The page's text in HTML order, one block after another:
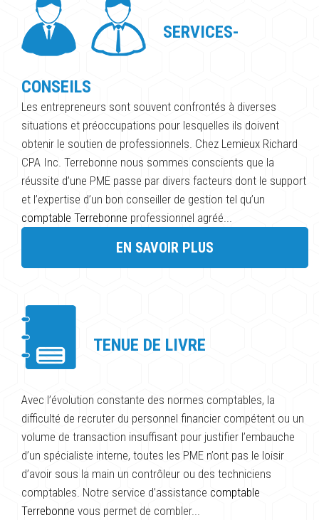
SERVICES-
CONSEILS
Les entrepreneurs sont souvent confrontés à diverses
situations et préoccupations pour lesquelles ils doivent
obtenir le soutien de professionnels. Chez Lemieux Richard
CPA Inc. Terrebonne nous sommes conscients que la
réussite d’une PME passe par divers facteurs dont le support
et l’expertise d’un bon conseiller de gestion tel qu’un
comptable Terrebonne professionnel agréé...
EN SAVOIR PLUS
TENUE DE LIVRE
Avec l’évolution constante des normes comptables, la
difficulté de recruter du personnel financier compétent ou un
volume de transaction insuffisant pour justifier l’embauche
d’un spécialiste interne, toutes les PME n’ont pas le loisir
d’avoir sous la main un contrôleur ou des techniciens
comptables. Notre service d’assistance comptable
Terrebonne vous permet de combler...